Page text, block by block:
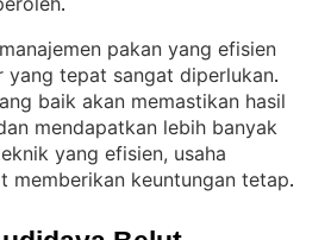
.
pakan yang efisien
yang tepat sangat diperlukan
baik akan memastikan hasil
mendapatkan lebih banyak
yang efisien, usaha
memberikan keuntungan tetap.